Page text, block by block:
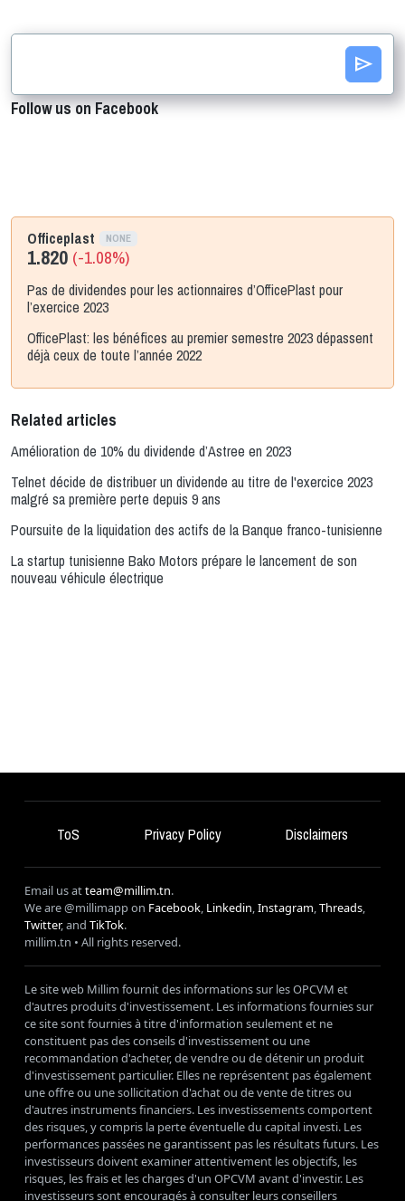
send
Follow us on Facebook
Officeplast NONE
1.820 (-1.08%)
Pas de dividendes pour les actionnaires d’OfficePlast pour
l’exercice 2023
OfficePlast: les bénéfices au premier semestre 2023 dépassent
déjà ceux de toute l’année 2022
Related articles
Amélioration de 10% du dividende d’Astree en 2023
Telnet décide de distribuer un dividende au titre de l'exercice 2023
malgré sa première perte depuis 9 ans
Poursuite de la liquidation des actifs de la Banque franco-tunisienne
La startup tunisienne Bako Motors prépare le lancement de son
nouveau véhicule électrique
ToS Privacy Policy Disclaimers
Email us atteam@millim.tn.
We are @millimapp on Facebook, Linkedin,Instagram,Threads,
Twitter, and TikTok.
millim.tn • All rights reserved.
Le site web Millim fournit des informations sur les OPCVM et
d'autres produits d'investissement. Les informations fournies sur
ce site sont fournies à titre d'information seulement et ne
constituent pas des conseils d'investissement ou une
recommandation d'acheter, de vendre ou de détenir un produit
d'investissement particulier. Elles ne représentent pas également
une offre ou une sollicitation d'achat ou de vente de titres ou
d'autres instruments financiers. Les investissements comportent
des risques, y compris la perte éventuelle du capital investi. Les
performances passées ne garantissent pas les résultats futurs. Les
investisseurs doivent examiner attentivement les objectifs, les
risques, les frais et les charges d'un OPCVM avant d'investir. Les
investisseurs sont encouragés à consulter leurs conseillers